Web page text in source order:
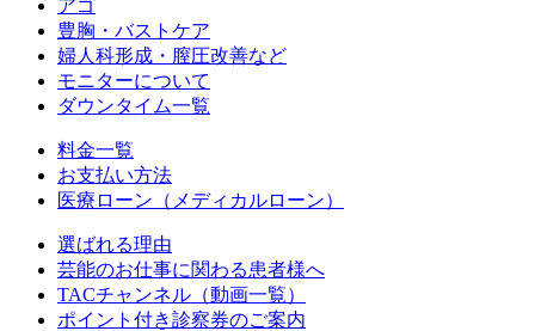
アゴ
豊胸・バストケア
婦人科形成・膣圧改善など
モニターについて
ダウンタイム一覧
料金一覧
お支払い方法
医療ローン（メディカルローン）
選ばれる理由
芸能のお仕事に関わる患者様へ
TACチャンネル（動画一覧）
ポイント付き診察券のご案内